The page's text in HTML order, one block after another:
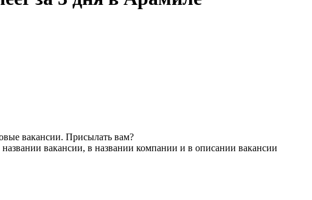
вакансии. Присылать вам?
вакансии, в названии компании и в описании вакансии